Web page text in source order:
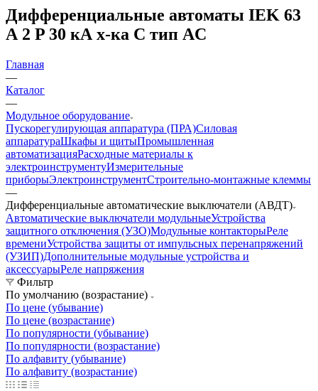
Дифференциальные автоматы IEK 63
А 2 P 30 кА х-ка C тип AC
Главная
—
Каталог
—
Модульное оборудование
Пускорегулирующая аппаратура (ПРА)Силовая
аппаратураШкафы и щитыПромышленная
автоматизацияРасходные материалы к
электроинструментуИзмерительные
приборыЭлектроинструментСтроительно-монтажные клеммы
—
Дифференциальные автоматические выключатели (АВДТ)
Автоматические выключатели модульныеУстройства
защитного отключения (УЗО)Модульные контакторыРеле
времениУстройства защиты от импульсных перенапряжений
(УЗИП)Дополнительные модульные устройства и
аксессуарыРеле напряжения
Фильтр
По умолчанию (возрастание)
По цене (убывание)
По цене (возрастание)
По популярности (убывание)
По популярности (возрастание)
По алфавиту (убывание)
По алфавиту (возрастание)